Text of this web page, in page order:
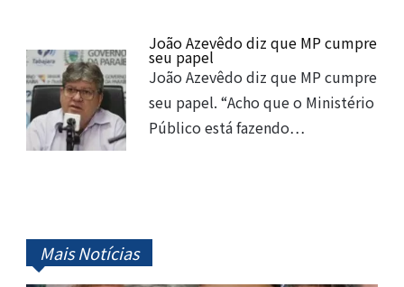
João Azevêdo diz que MP cumpre
seu papel
João Azevêdo diz que MP cumpre
seu papel. “Acho que o Ministério
Público está fazendo…
Mais Notícias